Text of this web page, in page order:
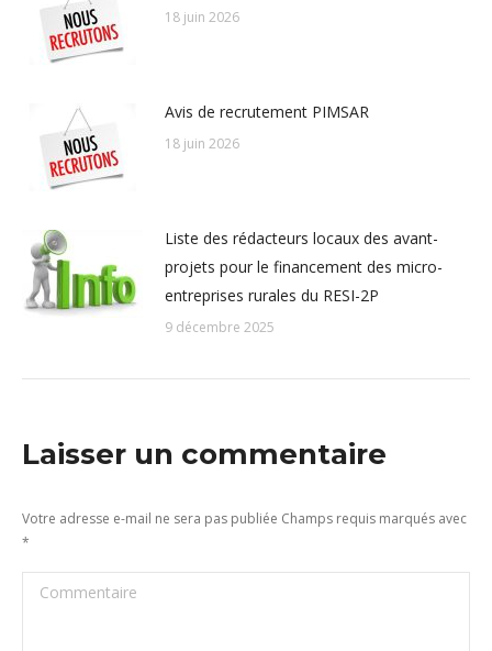
18 juin 2026
Avis de recrutement PIMSAR
18 juin 2026
Liste des rédacteurs locaux des avant-
projets pour le financement des micro-
entreprises rurales du RESI-2P
9 décembre 2025
Laisser un commentaire
Votre adresse e-mail ne sera pas publiée Champs requis marqués avec
*
Commentaire